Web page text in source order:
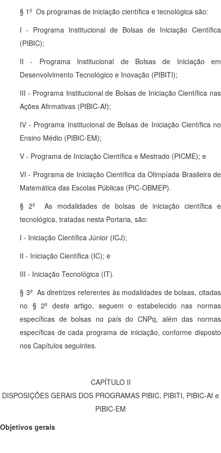
§ 1º Os programas de iniciação científica e tecnológica são:
I - Programa Institucional de Bolsas de Iniciação Científica
(PIBIC);
II - Programa Institucional de Bolsas de Iniciação em
Desenvolvimento Tecnológico e Inovação (PIBITI);
III - Programa Institucional de Bolsas de Iniciação Científica nas
Ações Afirmativas (PIBIC-Af);
IV - Programa Institucional de Bolsas de Iniciação Científica no
Ensino Médio (PIBIC-EM);
V - Programa de Iniciação Científica e Mestrado (PICME); e
VI - Programa de Iniciação Científica da Olimpíada Brasileira de
Matemática das Escolas Públicas (PIC-OBMEP).
§ 2º As modalidades de bolsas de iniciação científica e
tecnológica, tratadas nesta Portaria, são:
I - Iniciação Científica Júnior (ICJ);
II - Iniciação Científica (IC); e
III - Iniciação Tecnológica (IT).
§ 3º As diretrizes referentes às modalidades de bolsas, citadas
no § 2º deste artigo, seguem o estabelecido nas normas
específicas de bolsas no país do CNPq, além das normas
específicas de cada programa de iniciação, conforme disposto
nos Capítulos seguintes.
CAPÍTULO II
DISPOSIÇÕES GERAIS DOS PROGRAMAS PIBIC, PIBITI, PIBIC-Af e
PIBIC-EM
Objetivos gerais